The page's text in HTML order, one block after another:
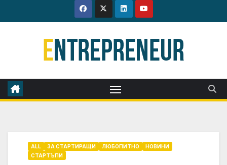
to
ALL ЗА СТАРТИРАЩИ ЛЮБОПИТНО
НОВИНИ
СТАРТЪПИ